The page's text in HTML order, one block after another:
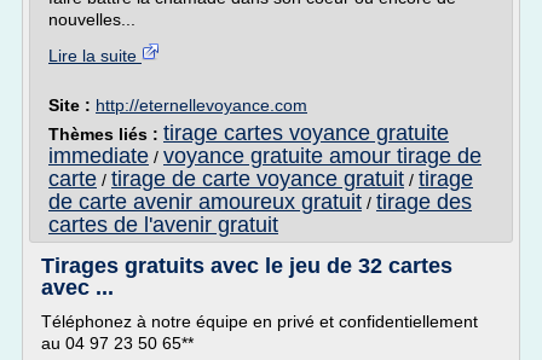
nouvelles...
Lire la suite
Site : http://eternellevoyance.com
Thèmes liés : tirage cartes voyance gratuite
immediate / voyance gratuite amour tirage de
carte / tirage de carte voyance gratuit / tirage
de carte avenir amoureux gratuit / tirage des
cartes de l'avenir gratuit
Tirages gratuits avec le jeu de 32 cartes
avec ...
Téléphonez à notre équipe en privé et confidentiellement
au 04 97 23 50 65**